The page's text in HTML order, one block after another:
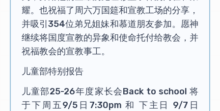
耀。也祝福了周六万国筵和宣教工场的分享，
并吸引354位弟兄姐妹和慕道朋友参加。愿神
继续将国度宣教的异象和使命托付给教会，并
祝福教会的宣教事工。
儿童部特别报告
儿童部25-26年度家长会Back to school 将
于下周五9/5日7:30pm 和 下主日 9/7日